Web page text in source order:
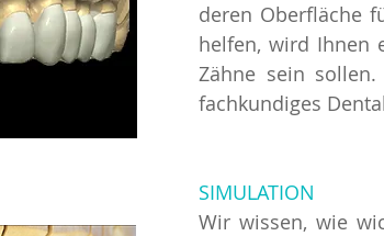
deren Oberfläche
helfen, wird Ihnen
Zähne sein
fachkundiges
SIMULATION
Wir wissen, wie